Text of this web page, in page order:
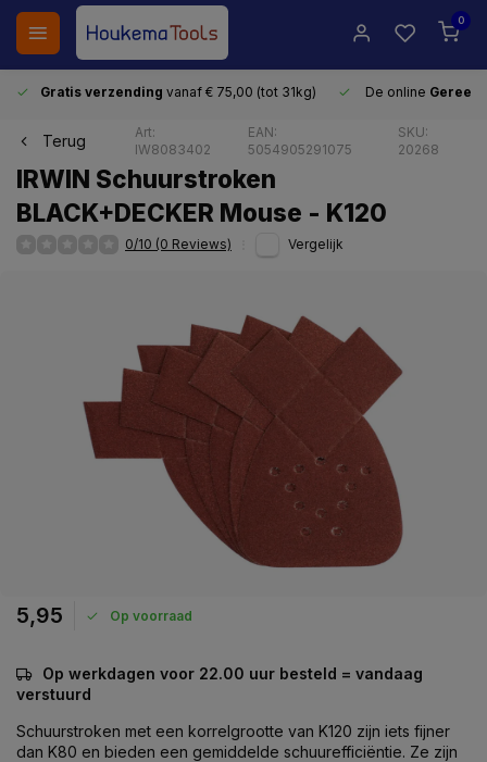
0
Gratis verzending vanaf € 75,00 (tot 31kg) De online
Terug
Art:
IW8083402
EAN:
5054905291075
SKU:
20268
IRWIN Schuurstroken
BLACK+DECKER Mouse - K120
0/10 (0 Reviews) Vergelijk
5,95 Op voorraad
Op werkdagen voor 22.00 uur besteld = vandaag
verstuurd
Schuurstroken met een korrelgrootte van K120 zijn iets fijner
dan K80 en bieden een gemiddelde schuurefficiëntie. Ze zijn